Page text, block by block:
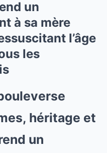
un
à sa mère
l’âge
les
héritage et
un